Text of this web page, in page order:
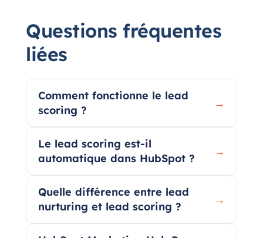
Questions fréquentes
liées
Comment fonctionne le lead
scoring ?
→
Le lead scoring est-il
automatique dans HubSpot ?
→
Quelle différence entre lead
nurturing et lead scoring ?
→